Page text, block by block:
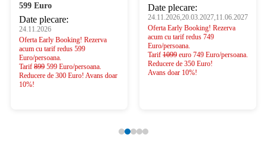
599 Euro
Date plecare:
24.11.2026
Oferta Early Booking! Rezerva
acum cu tarif redus 599
Euro/persoana.
Tarif 899 599 Euro/persoana.
Reducere de 300 Euro! Avans doar
10%!
Date plecare:
24.11.2026,20.03.2027,11.06.2027
Oferta Early Booking! Rezerva
acum cu tarif redus 749
Euro/persoana.
Tarif 1099 euro 749 Euro/persoana.
Reducere de 350 Euro!
Avans doar 10%!